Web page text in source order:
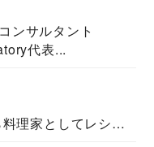
ンサルタント
代表...
理家としてレシピ